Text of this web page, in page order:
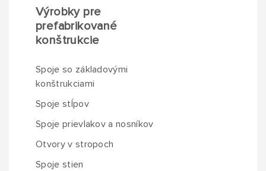
Výrobky pre
prefabrikované
konštrukcie
Spoje so základovými
konštrukciami
Spoje stĺpov
Spoje prievlakov a nosníkov
Otvory v stropoch
Spoje stien